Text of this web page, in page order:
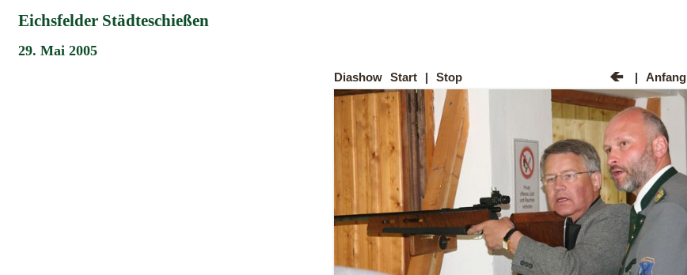
Eichsfelder Städteschießen
29. Mai 2005
Diashow Start Stop Anfang